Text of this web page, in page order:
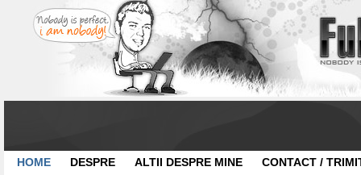
HOME DESPRE ALTII DESPRE MINE CONTACT /